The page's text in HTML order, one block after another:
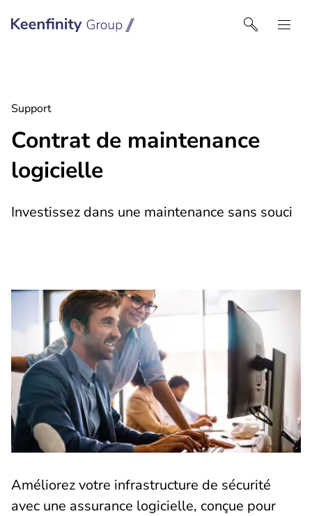
Keenfinity Group I France
Support
Contrat de maintenance
logicielle
Investissez dans une maintenance sans souci
Améliorez votre infrastructure de sécurité
avec une assurance logicielle, conçue pour